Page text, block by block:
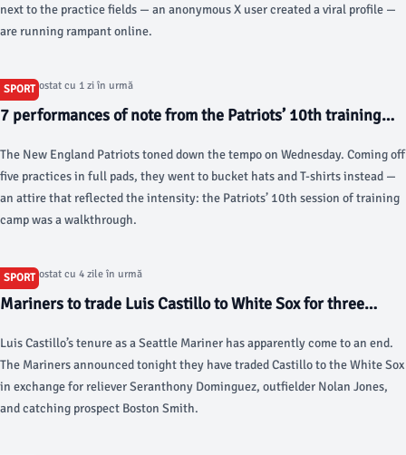
next to the practice fields — an anonymous X user created a viral profile —
are running rampant online.
SPORT
Articol postat cu 1 zi în urmă
7 performances of note from the Patriots’ 10th training
The New England Patriots toned down the tempo on Wednesday. Coming off
five practices in full pads, they went to bucket hats and T-shirts instead —
an attire that reflected the intensity: the Patriots’ 10th session of training
camp was a walkthrough.
SPORT
Articol postat cu 4 zile în urmă
Mariners to trade Luis Castillo to White Sox for three
Luis Castillo’s tenure as a Seattle Mariner has apparently come to an end.
The Mariners announced tonight they have traded Castillo to the White Sox
in exchange for reliever Seranthony Dominguez, outfielder Nolan Jones,
and catching prospect Boston Smith.